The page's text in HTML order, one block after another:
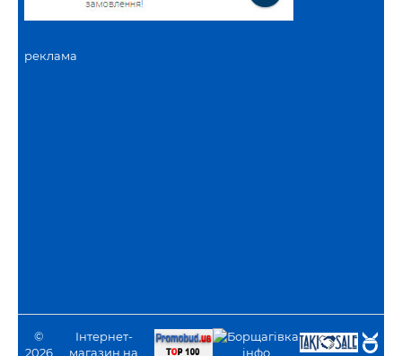
реклама
©
2026
Інтернет-
магазин на